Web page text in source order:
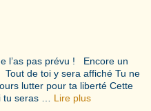
l’as pas prévu ! Encore un
de toi y sera affiché Tu ne
lutter pour ta liberté Cette
tu seras … Lire plus